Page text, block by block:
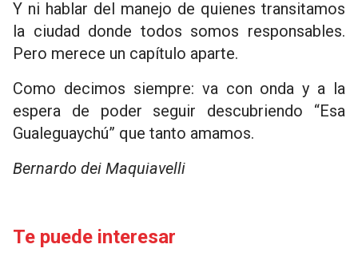
Y ni hablar del manejo de quienes transitamos
la ciudad donde todos somos responsables.
Pero merece un capítulo aparte.
Como decimos siempre: va con onda y a la
espera de poder seguir descubriendo “Esa
Gualeguaychú” que tanto amamos.
Bernardo dei Maquiavelli
Te puede interesar